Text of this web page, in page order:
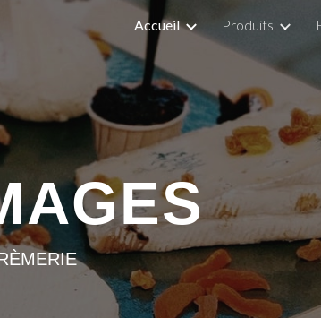
Skip to navigation
Accueil Produits